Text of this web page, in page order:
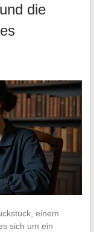
die
einem
sich um ein